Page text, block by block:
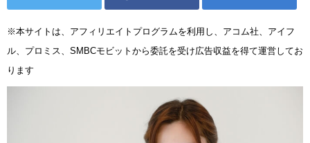
※本サイトは、アフィリエイトプログラムを利用し、アコム社、アイフ
ル、プロミス、SMBCモビットから委託を受け広告収益を得て運営してお
ります